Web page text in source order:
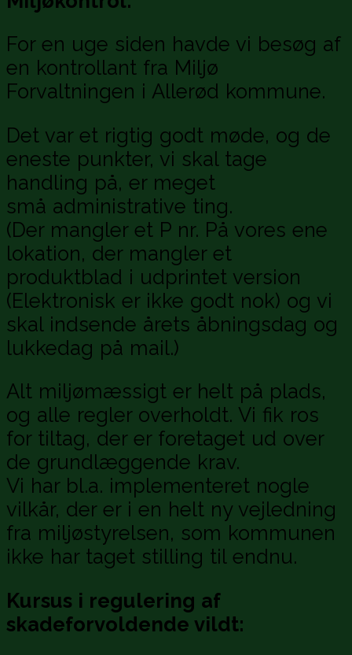
For en uge siden havde vi besøg af
en kontrollant fra Miljø
Forvaltningen i Allerød kommune.
Det var et rigtig godt møde, og de
eneste punkter, vi skal tage
handling på, er meget
små administrative ting.
(Der mangler et P nr. På vores ene
lokation, der mangler et
produktblad i udprintet version
(Elektronisk er ikke godt nok) og vi
skal indsende årets åbningsdag og
lukkedag på mail.)
Alt miljømæssigt er helt på plads,
og alle regler overholdt. Vi fik ros
for tiltag, der er foretaget ud over
de grundlæggende krav.
Vi har bl.a. implementeret nogle
vilkår, der er i en helt ny vejledning
fra miljøstyrelsen, som kommunen
ikke har taget stilling til endnu.
Kursus i regulering af
skadeforvoldende vildt: